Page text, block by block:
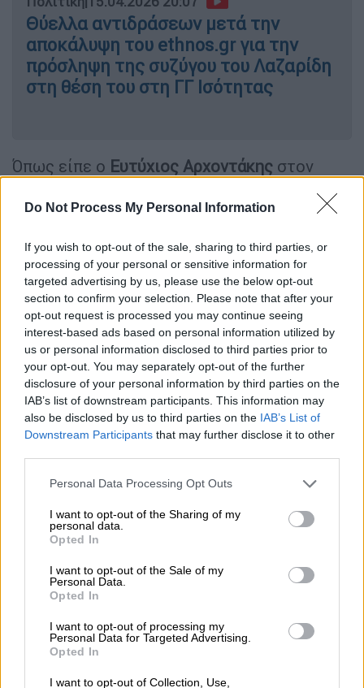
Do Not Process My Personal Information
If you wish to opt-out of the sale, sharing to third parties, or
processing of your personal or sensitive information for
targeted advertising by us, please use the below opt-out
section to confirm your selection. Please note that after your
opt-out request is processed you may continue seeing
interest-based ads based on personal information utilized by
us or personal information disclosed to third parties prior to
your opt-out. You may separately opt-out of the further
disclosure of your personal information by third parties on the
IAB’s list of downstream participants. This information may
also be disclosed by us to third parties on the IAB’s List of
Downstream Participants that may further disclose it to other
Please note that this website/app uses one or more Google
not limited to your visit or usage behaviour. You may click to
grant or deny consent to Google and its third-party tags to
use your data for below specified purposes in below Google
consent section.
Personal Data Processing Opt Outs
I want to opt-out of the Sharing of my
personal data.
Opted In
I want to opt-out of the Sale of my
Personal Data.
Opted In
I want to opt-out of processing my
Personal Data for Targeted Advertising.
Opted In
I want to opt-out of Collection, Use,
Θύελλα αντιδράσεων μετά την
αποκάλυψη του ethnos.gr για την
πρόσληψη της συζύγου του Λαζαρίδη
στη θέση του στη ΓΓ Ισότητας
Όπως είπε ο Ευτύχιος Αρχοντάκης στον
πρέπει να ξεπεραστούν κάποιοι κίνδυνοι».
του θα έχουν οι γιατροί αφού περάσουν 10
ημέρες. «Θα είναι 10 μέρες αγωνίας»,
εξήγησε. «Δράσαμε γρήγορα, το ανεύρυσμα
αποκλείστηκε αμέσως», είπε ο κ.
Αρχοντάκης που δήλωσε ικανοποιημένος
από την επέμβαση που πραγματοποιήθηκε.
Σημείωσε παράλληλα ότι οι διεθνείς
οδηγίες αναφέρουν ότι οιγιατροί πρέπει να
δράσουν εντός 48 ωρώναπό το επεισόδιο
και σημείωσε ότι οι πιθανότητες ρήξης είναι
πιο πολλές τις πρώτες ώρες.